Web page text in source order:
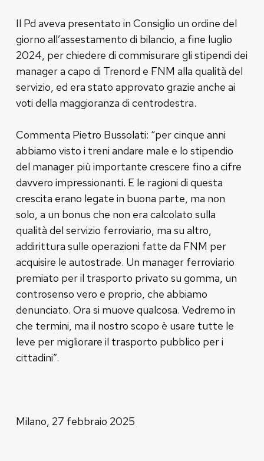
Il Pd aveva presentato in Consiglio un ordine del
giorno all’assestamento di bilancio, a fine luglio
2024, per chiedere di commisurare gli stipendi dei
manager a capo di Trenord e FNM alla qualità del
servizio, ed era stato approvato grazie anche ai
voti della maggioranza di centrodestra.
Commenta Pietro Bussolati: “per cinque anni
abbiamo visto i treni andare male e lo stipendio
del manager più importante crescere fino a cifre
davvero impressionanti. E le ragioni di questa
crescita erano legate in buona parte, ma non
solo, a un bonus che non era calcolato sulla
qualità del servizio ferroviario, ma su altro,
addirittura sulle operazioni fatte da FNM per
acquisire le autostrade. Un manager ferroviario
premiato per il trasporto privato su gomma, un
controsenso vero e proprio, che abbiamo
denunciato. Ora si muove qualcosa. Vedremo in
che termini, ma il nostro scopo è usare tutte le
leve per migliorare il trasporto pubblico per i
cittadini”.
Milano, 27 febbraio 2025